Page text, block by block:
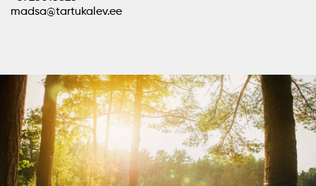
madsa@tartukalev.ee